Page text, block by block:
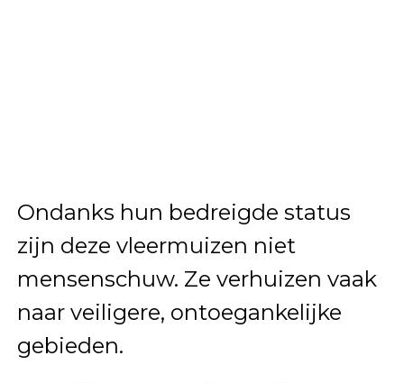
Ondanks hun bedreigde status
zijn deze vleermuizen niet
mensenschuw. Ze verhuizen vaak
naar veiligere, ontoegankelijke
gebieden.